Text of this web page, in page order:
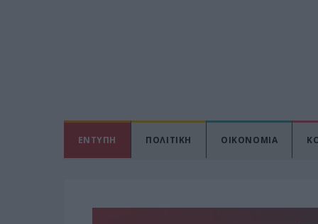
ΕΝΤΥΠΗ ΠΟΛΙΤΙΚΗ ΟΙΚΟΝΟΜΙΑ